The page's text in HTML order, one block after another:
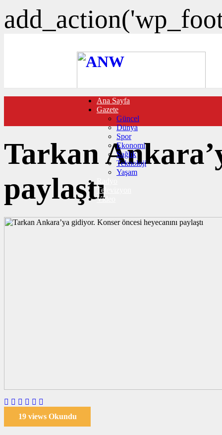
FOTO GALERİ
VIDEO GALERİ
TRAFİK DURUMU
NÖBETÇİ ECZANELER
CANLI SONUÇLAR
HABER GÖNDER
BURÇLAR
İLETİŞİM
Ana Sayfa
Gazete
Güncel
Dünya
Spor
Ekonomi
Sağlık
Teknoloji
Yaşam
Televizyon
Video
Tarkan
paylaştı
19 views Okundu